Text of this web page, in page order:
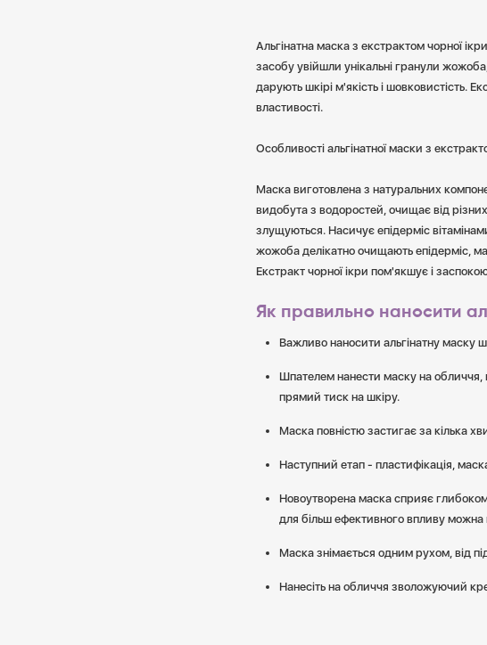
Альгінатна маска з екстрактом чорної
засобу увійшли унікальні гранули
дарують шкірі м'якість і шовковистість.
властивості.
Особливості альгінатної маски з
Маска виготовлена ​​з натуральних
видобута з водоростей, очищає від різних
злущуються. Насичує епідерміс
жожоба делікатно очищають епідерміс,
Екстракт чорної ікри пом'якшує і
Як правильно наносити
Важливо наносити альгінатну маску
Шпателем нанести маску на
прямий тиск на шкіру.
Маска повністю застигає за кілька
Наступний етап - пластифікація,
Новоутворена маска сприяє
для більш ефективного впливу
Маска знімається одним рухом, від
Нанесіть на обличчя зволожуючий